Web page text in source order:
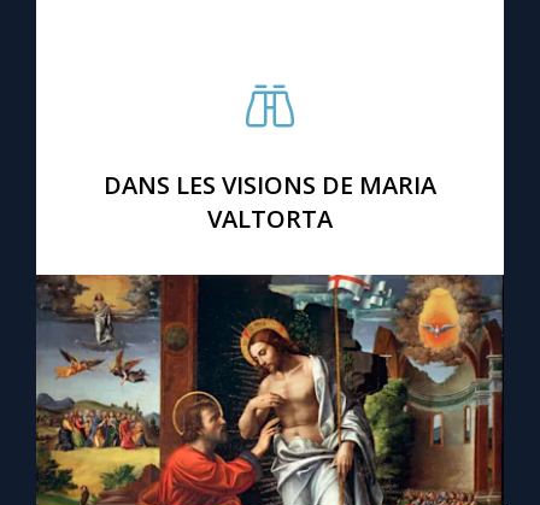
DANS LES VISIONS DE MARIA
VALTORTA